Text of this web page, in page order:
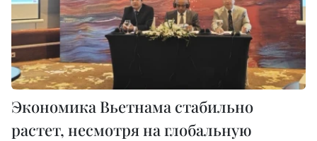
Экономика Вьетнама стабильно
растет, несмотря на глобальную